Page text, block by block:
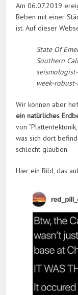
Am 06.07.2019
Beben mit einer
ist. Auf dieser
State Of
Southern
week-
Wir können aber
ein natürliches
von
was sich dort
schlecht glauben.
Hier ein Bild, das